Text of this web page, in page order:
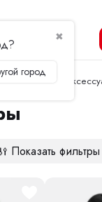
✖
город
Показать фильтры
Продолжить